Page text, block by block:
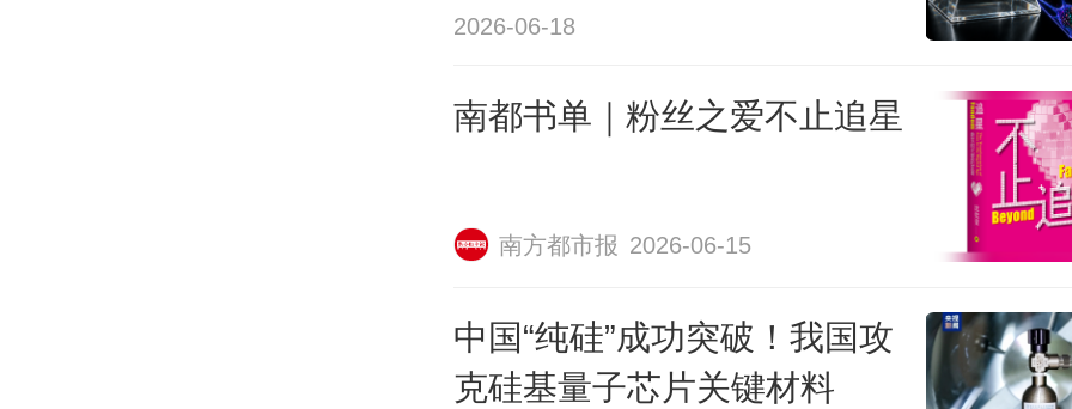
源，构建相关粒子模型，进一步确定其
住人心。《自然》选择江门中微子实验
面，在考虑重要性之外，是否有着更深
2026-06-18
南都书单｜粉丝之爱不止追星
南方都市报 2026-06-15
中国“纯硅”成功突破！我国攻
克硅基量子芯片关键材料